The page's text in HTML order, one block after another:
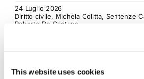
This website uses cookies
24 Luglio 2026
Diritto civile, Michela Colitta, Sentenze
Roberto De Gaetano